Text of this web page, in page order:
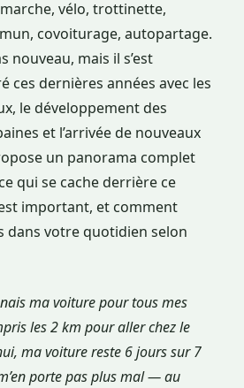
vélo, trottinette,
covoiturage, autopartage.
nouveau, mais il s’est
dernières années avec les
le développement des
et l’arrivée de nouveaux
un panorama complet
qui se cache derrière ce
important, et comment
dans votre quotidien selon
ma voiture pour tous mes
les 2 km pour aller chez le
ma voiture reste 6 jours sur 7
porte pas plus mal — au